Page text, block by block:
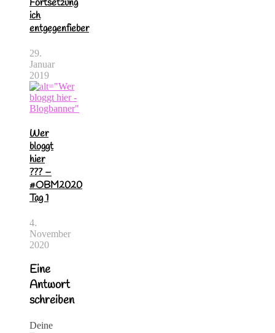
ich
entgegenfieber
29.
Januar
2019
Wer
bloggt
hier
??? –
#OBM2020
Tag 1
4.
November
2020
Eine
Antwort
schreiben
Deine